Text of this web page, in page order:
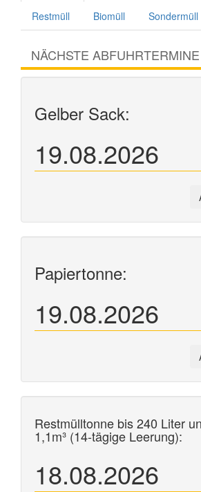
Restmüll Biomüll Sondermüll
NÄCHSTE ABFUHRTERMINE
Gelber Sack:
19.08.2026
Papiertonne:
19.08.2026
Restmülltonne bis 240 Liter
1,1m³ (14-tägige Leerung):
18.08.2026